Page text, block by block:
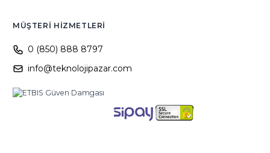
MÜŞTERI HIZMETLERI
0 (850) 888 8797
info@teknolojipazar.com